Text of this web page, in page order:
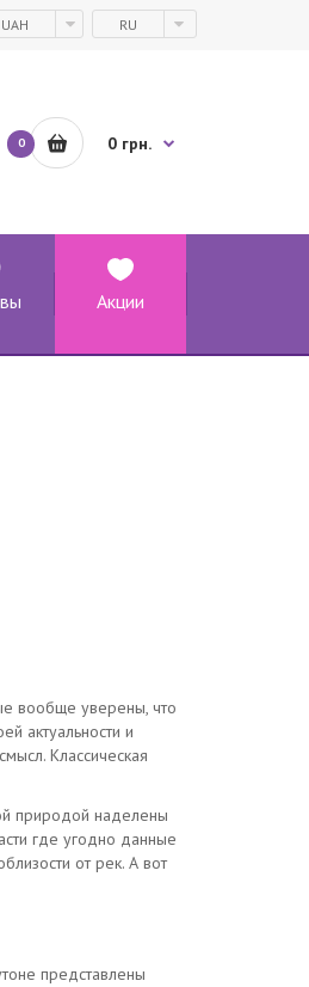
UAH RU
0 0 грн.
Акции
вообще уверены, что
актуальности и
Классическая
природой наделены
где угодно данные
от рек. А вот
представлены